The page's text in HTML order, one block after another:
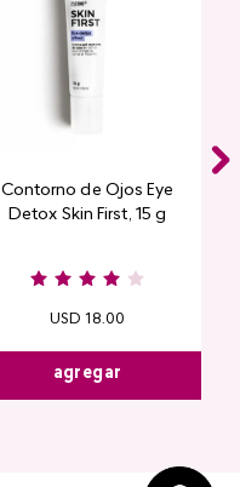
Contorno de Ojos Eye
Detox Skin First, 15 g
USD 18.00
agregar